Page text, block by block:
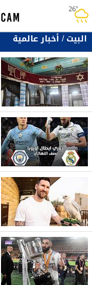
26°rainy
البيت/أخبار عالمية